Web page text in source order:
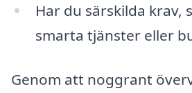
Har du särskilda krav,
smarta tjänster eller
Genom att noggrant